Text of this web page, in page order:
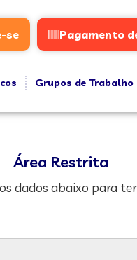
se Pagamento
Grupos de Trabalho
Área Restrita
dados abaixo para